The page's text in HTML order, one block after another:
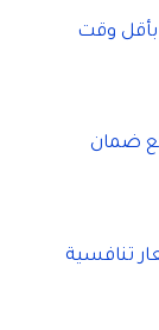
بأقل وقت
ضمان
تنافسية